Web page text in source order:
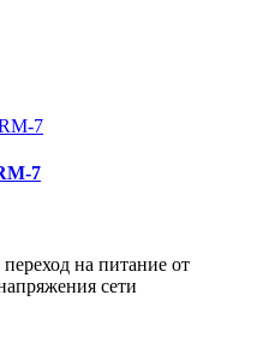
7
на питание от
сети